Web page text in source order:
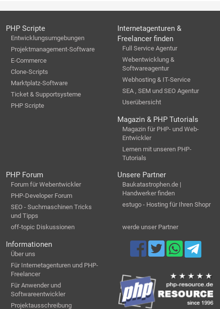
PHP Scripte
Entwicklungsumgebungen
Projektmanagement-Software
E-Commerce
Clone-Scripts
Marktplatz-Software
Ticket & Supportsysteme
PHP Scripte
Internetagenturen &
Freelancer finden
Full Service Agentur
Webentwicklung &
Softwareagentur
Webhosting & IT-Service
SEA , SEM und SEO Agentur
Userübersicht
Magazin & PHP Tutorials
Magazin für PHP- und Web-
Entwickler
Lernen mit unseren PHP-
Tutorials
PHP Forum
Forum für Webentwickler
PHP-Developer Forum
SEO - Suchmaschinen Tricks
und Tipps
off-topic Diskussionen
Unsere Partner
Baukatastrophen.de |
Handwerker finden
estugo - Hosting für Ihren Shopr
werde unser Partner
Informationen
Über uns
Für Internetagenturen und PHP-
Freelancer
Für Anwender und
Softwareentwickler
Projektausschreibung